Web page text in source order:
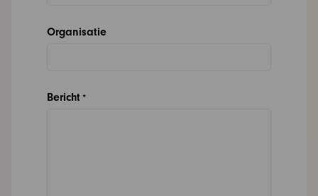
Organisatie
Bericht *